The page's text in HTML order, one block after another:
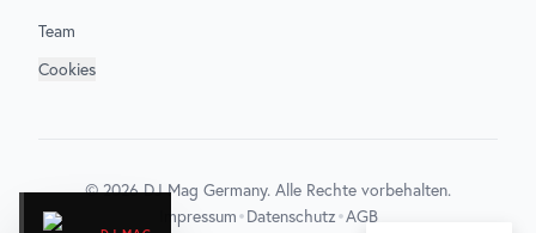
Team
Cookies
©2026DJ Mag Germany. Alle Rechte vorbehalten.
Impressum•Datenschutz•AGB